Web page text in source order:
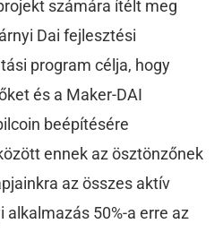
számára ítélt meg
Dai fejlesztési
program célja, hogy
és a Maker-DAI
beépítésére
ennek az ösztönzőnek
az összes aktív
50%-a erre az